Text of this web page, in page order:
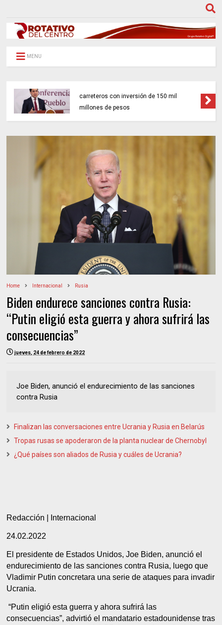
MENU
carreteros con inversión de 150 mil
millones de pesos
Home Internacional Rusia
Biden endurece sanciones contra Rusia:
“Putin eligió esta guerra y ahora sufrirá las
consecuencias”
jueves, 24 de febrero de 2022
Joe Biden, anunció el endurecimiento de las sanciones
contra Rusia
Finalizan las conversaciones entre Ucrania y Rusia en Belarús
Tropas rusas se apoderaron de la planta nuclear de Chernobyl
¿Qué países son aliados de Rusia y cuáles de Ucrania?
Redacción | Internacional
24.02.2022
El presidente de Estados Unidos, Joe Biden, anunció el
endurecimiento de las sanciones contra Rusia, luego que
Vladimir Putin concretara una serie de ataques para invadir
Ucrania.
“Putin eligió esta guerra y ahora sufrirá las
consecuencias”, advirtió el mandatario estadounidense tras